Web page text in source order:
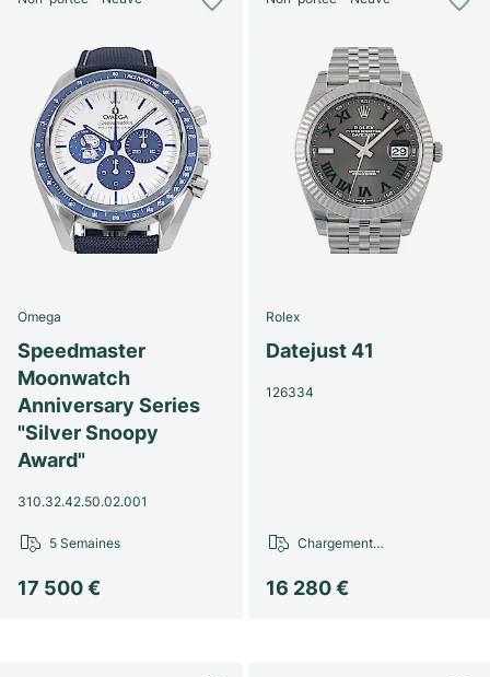
Omega
Speedmaster
Moonwatch
Anniversary Series
"Silver Snoopy
Award"
310.32.42.50.02.001
17 500 €
5 Semaines
Rolex
Datejust 41
126334
16 280 €
Chargement…